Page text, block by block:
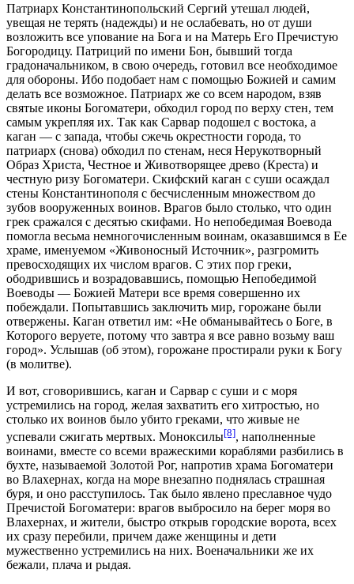
Патриарх Константинопольский Сергий утешал людей,
увещая не терять (надежды) и не ослабевать, но от души
возложить все упование на Бога и на Матерь Его Пречистую
Богородицу. Патриций по имени Бон, бывший тогда
градоначальником, в свою очередь, готовил все необходимое
для обороны. Ибо подобает нам с помощью Божией и самим
делать все возможное. Патриарх же со всем народом, взяв
святые иконы Богоматери, обходил город по верху стен, тем
самым укрепляя их. Так как Сарвар подошел с востока, а
каган — с запада, чтобы сжечь окрестности города, то
патриарх (снова) обходил по стенам, неся Нерукотворный
Образ Христа, Честное и Животворящее древо (Креста) и
честную ризу Богоматери. Скифский каган с суши осаждал
стены Константинополя с бесчисленным множеством до
зубов вооруженных воинов. Врагов было столько, что один
грек сражался с десятью скифами. Но непобедимая Воевода
помогла весьма немногочисленным воинам, оказавшимся в Ее
храме, именуемом «Живоносный Источник», разгромить
превосходящих их числом врагов. С этих пор греки,
ободрившись и возрадовавшись, помощью Непобедимой
Воеводы — Божией Матери все время совершенно их
побеждали. Попытавшись заключить мир, горожане были
отвержены. Каган ответил им: «Не обманывайтесь о Боге, в
Которого веруете, потому что завтра я все равно возьму ваш
город». Услышав (об этом), горожане простирали руки к Богу
(в молитве).
И вот, сговорившись, каган и Сарвар с суши и с моря
устремились на город, желая захватить его хитростью, но
столько их воинов было убито греками, что живые не
успевали сжигать мертвых. Моноксилы[8], наполненные
воинами, вместе со всеми вражескими кораблями разбились в
бухте, называемой Золотой Рог, напротив храма Богоматери
во Влахернах, когда на море внезапно поднялась страшная
буря, и оно расступилось. Так было явлено преславное чудо
Пречистой Богоматери: врагов выбросило на берег моря во
Влахернах, и жители, быстро открыв городские ворота, всех
их сразу перебили, причем даже женщины и дети
мужественно устремились на них. Военачальники же их
бежали, плача и рыдая.